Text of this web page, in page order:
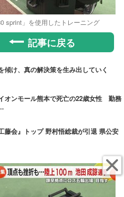
sprint」を使用したトレーニング
記事に戻る
傾け、真の解決策を生み出していく
オンモール熊本で死亡の22歳女性 勤務
藤会』トップ 野村悟総裁が引退 県公安